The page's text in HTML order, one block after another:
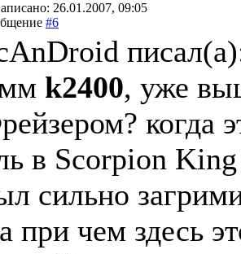
26.01.2007, 09:05
#6
k2400, уже
когда
в Scorpion
сильно
при чем здесь